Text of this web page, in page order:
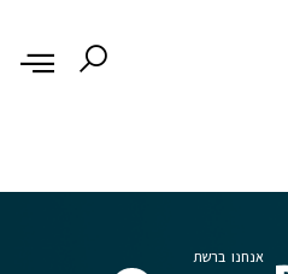
אנחנו ברשת